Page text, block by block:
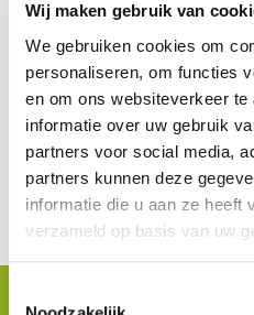
Wij maken gebruik van
We gebruiken cookies om
personaliseren, om functies
en om ons websiteverkeer
informatie over uw gebruik
partners voor social media,
partners kunnen deze
informatie die u aan ze heeft
verzameld op basis van uw
2021 zal er een online
georganiseerd van 15.00
de gelegenheid om samen
ontwikkeldocenten en
nieuwe
Wilt u bij deze bijeenkomst
weten via